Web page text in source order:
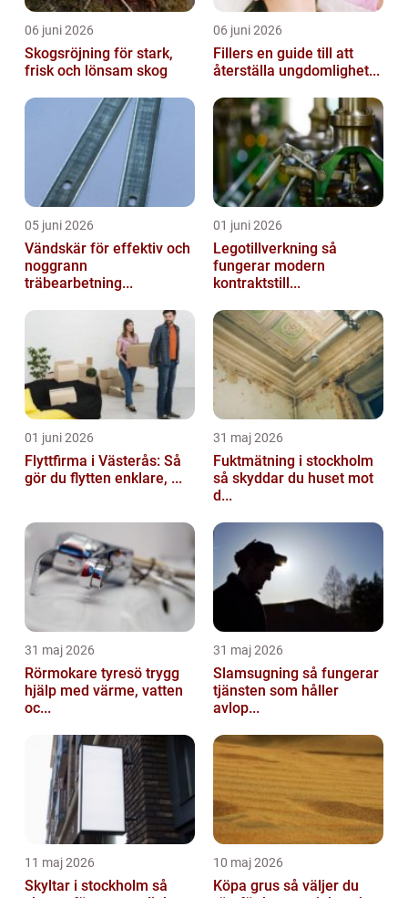
06 juni 2026
Skogsröjning för stark,
frisk och lönsam skog
06 juni 2026
Fillers en guide till att
återställa ungdomlighet...
05 juni 2026
Vändskär för effektiv och
noggrann
träbearbetning...
01 juni 2026
Legotillverkning så
fungerar modern
kontraktstill...
01 juni 2026
Flyttfirma i Västerås: Så
gör du flytten enklare, ...
31 maj 2026
Fuktmätning i stockholm
så skyddar du huset mot
d...
31 maj 2026
Rörmokare tyresö trygg
hjälp med värme, vatten
oc...
31 maj 2026
Slamsugning så fungerar
tjänsten som håller
avlop...
11 maj 2026
Skyltar i stockholm så
10 maj 2026
Köpa grus så väljer du